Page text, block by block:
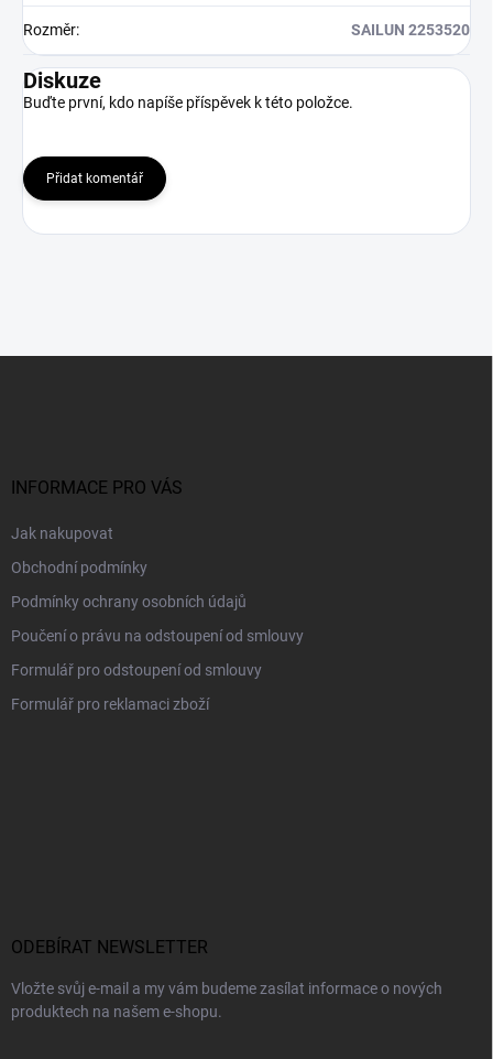
Rozměr: SAILUN 2253520
Diskuze
Buďte první, kdo napíše příspěvek k této položce.
Přidat komentář
INFORMACE PRO VÁS
Jak nakupovat
Obchodní podmínky
Podmínky ochrany osobních údajů
Poučení o právu na odstoupení od smlouvy
Formulář pro odstoupení od smlouvy
Formulář pro reklamaci zboží
ODEBÍRAT NEWSLETTER
Vložte svůj e-mail a my vám budeme zasílat informace o nových
produktech na našem e-shopu.